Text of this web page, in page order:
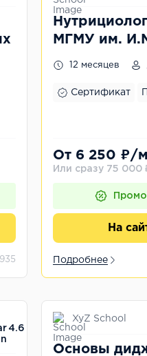
935
МГМУ им.
12 месяцев
Сертификат
От 6 250 ₽/
Или сразу 75 000
На
Подробнее
4.6
XyZ School
Основы